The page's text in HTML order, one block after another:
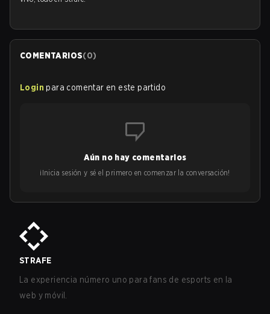
COMENTARIOS(0)
Login para comentar en este partido
Aún no hay comentarios
¡Inicia sesión y sé el primero en comenzar la conversación!
STRAFE
La experiencia número uno para fans de esports en la
web y móvil.